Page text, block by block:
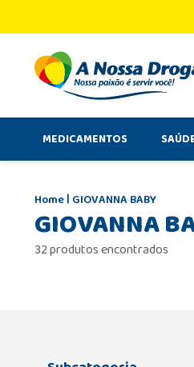
MEDICAMENTOS
GIOVANNA BABY
GIOVANNA
32 produtos encontrados